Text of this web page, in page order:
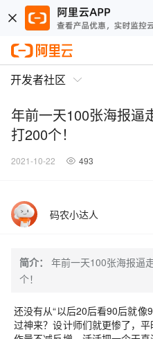
开发者社区
年前一天100张海报逼
打200个！
2021-10-22 493
码农小达人
简介：
年前一天100张海报逼
个！
还没有从“以后20后看90后就像
过神来？设计师们就更惨了，